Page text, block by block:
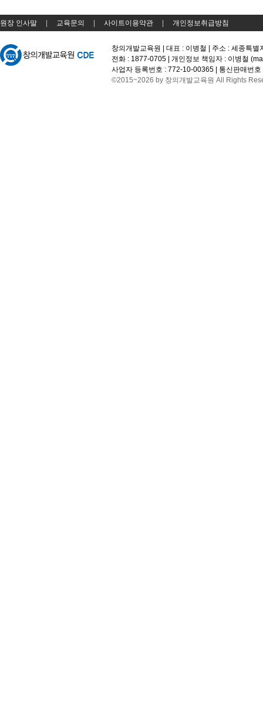
원장 인사말 교육문의 사이트이용약관 개인정보취급방침
창의개발교육원 | 대표 : 이병철 | 주소 : 세종특
전화 : 1877-0705 | 개인정보 책임자 : 이병철 (
사업자 등록번호 : 772-10-00365 | 통신판매번
©2015~2026 by 창의개발교육원 All Rights